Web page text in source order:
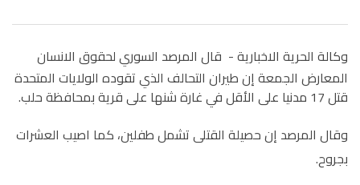
وكالة الحرية الاخبارية - قال المرصد السوري لحقوق الانسان
المعارض الجمعة إن طيران التحالف الذي تقوده الولايات المتحدة
قتل 17 مدنيا على الأقل في غارة شنها على قرية بمحافظة حلب.
وقال المرصد إن حصيلة القتلى تشمل طفلين، كما اصيب العشرات
بجروح.